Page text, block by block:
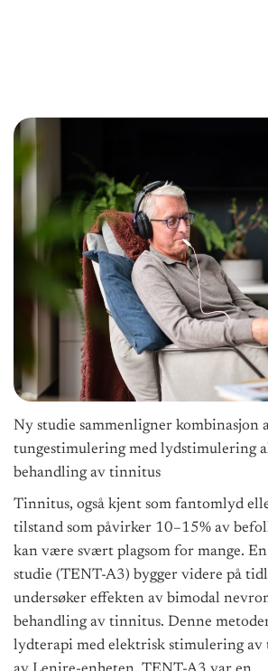
Ny studie sammenligner kombinasjon
tungestimulering med lydstimulering
behandling av tinnitus
Tinnitus, også kjent som fantomlyd
tilstand som påvirker 10–15% av
kan være svært plagsom for mange.
studie (TENT-A3) bygger videre på
undersøker effekten av bimodal
behandling av tinnitus. Denne
lydterapi med elektrisk stimulering av